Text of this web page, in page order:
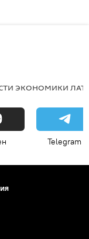
ЭКОНОМИКИ
Telegram